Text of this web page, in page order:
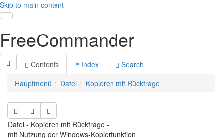
Skip to main content
Toggle navigation
FreeCommander
Contents Index
Search
Hauptmenü
Datei Kopieren mit Rückfrage
Datei - Kopieren mit Rückfrage -
mit Nutzung der Windows-Kopierfunktion